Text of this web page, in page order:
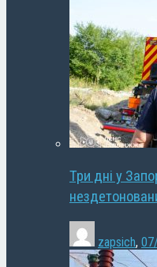
Три дні у
zapsich,